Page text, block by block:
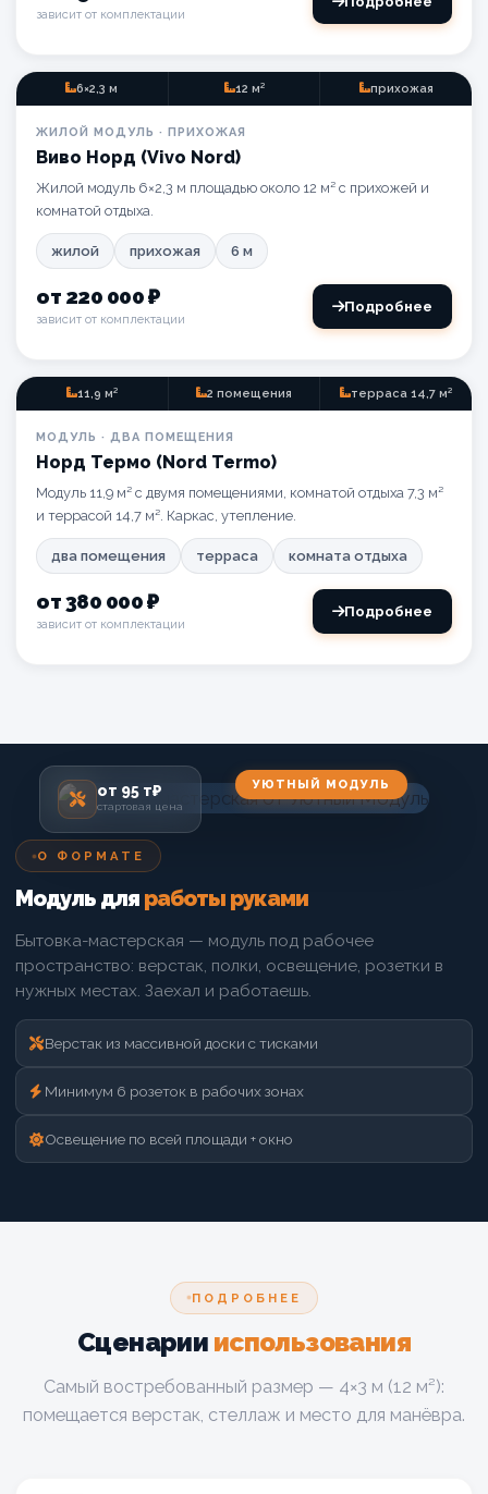
зависит от комплектации
6×2,3 м 12 м² прихожая
ЖИЛОЙ МОДУЛЬ · ПРИХОЖАЯ
Виво Норд (Vivo Nord)
Жилой модуль 6×2,3 м площадью около 12 м² с прихожей и
комнатой отдыха.
жилой прихожая 6 м
от 220 000 ₽
зависит от комплектации
Подробнее
ТЕРРАСА
11,9 м² 2 помещения терраса 14,7 м²
МОДУЛЬ · ДВА ПОМЕЩЕНИЯ
Норд Термо (Nord Termo)
Модуль 11,9 м² с двумя помещениями, комнатой отдыха 7,3 м²
и террасой 14,7 м². Каркас, утепление.
два помещения терраса комната отдыха
от 380 000 ₽
зависит от комплектации
Подробнее
от 95 т₽
стартовая цена
УЮТНЫЙ МОДУЛЬ
О ФОРМАТЕ
Модуль для работы руками
Бытовка-мастерская — модуль под рабочее
пространство: верстак, полки, освещение, розетки в
нужных местах. Заехал и работаешь.
Верстак из массивной доски с тисками
Минимум 6 розеток в рабочих зонах
Освещение по всей площади + окно
ПОДРОБНЕЕ
Сценарии использования
Самый востребованный размер — 4×3 м (12 м²):
помещается верстак, стеллаж и место для манёвра.